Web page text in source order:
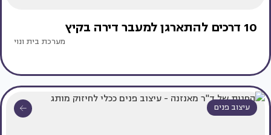
10 דרכים להתארגן למעבר דירה בקיץ
מערכת בית ונוי
עיצוב פנים